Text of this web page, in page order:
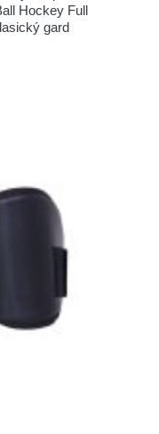
Hockey Full
gard